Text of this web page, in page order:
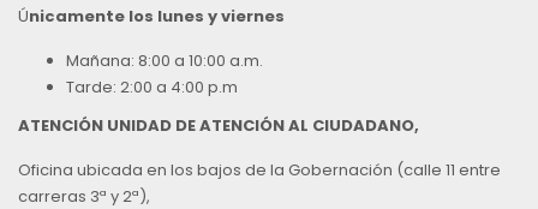
Únicamente los lunes y viernes
Mañana: 8:00 a 10:00 a.m.
Tarde: 2:00 a 4:00 p.m
ATENCIÓN UNIDAD DE ATENCIÓN AL CIUDADANO,
Oficina ubicada en los bajos de la Gobernación (calle 11 entre
carreras 3ª y 2ª),